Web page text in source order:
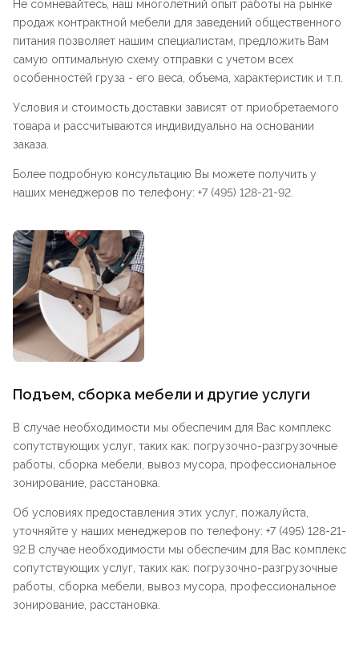
Не сомневайтесь, наш многолетний опыт работы на рынке
продаж контрактной мебели для заведений общественного
питания позволяет нашим специалистам, предложить Вам
самую оптимальную схему отправки с учетом всех
особенностей груза - его веса, объема, характеристик и т.п.
Условия и стоимость доставки зависят от приобретаемого
товара и рассчитываются индивидуально на основании
заказа.
Более подробную консультацию Вы можете получить у
наших менеджеров по телефону: +7 (495) 128-21-92.
Подъем, сборка мебели и другие услуги
В случае необходимости мы обеспечим для Вас комплекс
сопутствующих услуг, таких как: погрузочно-разгрузочные
работы, сборка мебели, вывоз мусора, профессиональное
зонирование, расстановка.
Об условиях предоставления этих услуг, пожалуйста,
уточняйте у наших менеджеров по телефону: +7 (495) 128-21-
92.В случае необходимости мы обеспечим для Вас комплекс
сопутствующих услуг, таких как: погрузочно-разгрузочные
работы, сборка мебели, вывоз мусора, профессиональное
зонирование, расстановка.